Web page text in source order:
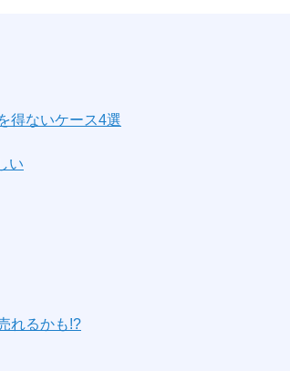
得ないケース4選
い
れるかも!?